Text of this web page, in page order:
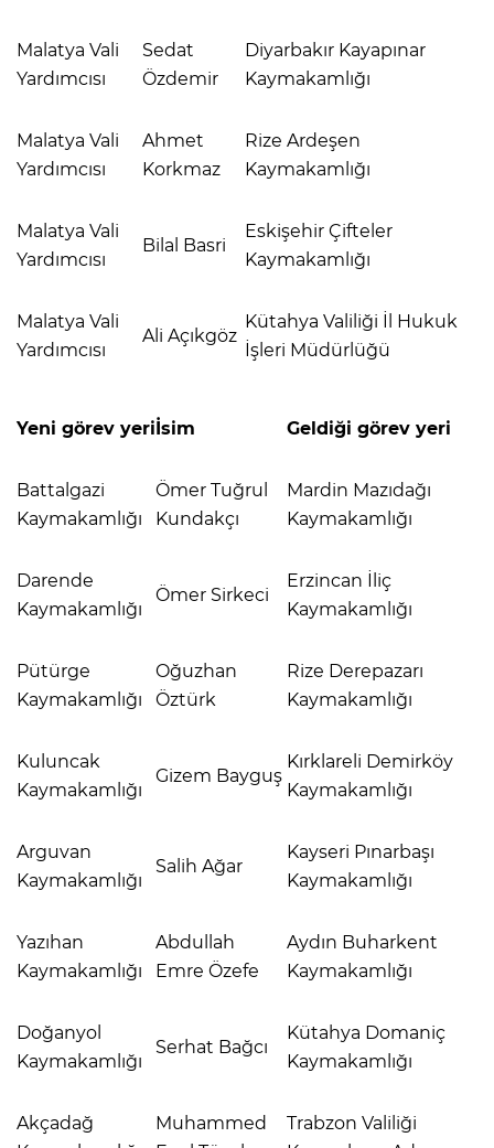
Malatya Vali
Yardımcısı
Sedat
Özdemir
Diyarbakır Kayapınar
Kaymakamlığı
Malatya Vali
Yardımcısı
Ahmet
Korkmaz
Rize Ardeşen
Kaymakamlığı
Malatya Vali
Yardımcısı
Bilal Basri
Eskişehir Çifteler
Kaymakamlığı
Malatya Vali
Yardımcısı
Ali Açıkgöz
Kütahya Valiliği İl Hukuk
İşleri Müdürlüğü
Yeni görev yeriİsim Geldiği görev yeri
Battalgazi
Kaymakamlığı
Ömer Tuğrul
Kundakçı
Mardin Mazıdağı
Kaymakamlığı
Darende
Kaymakamlığı
Ömer Sirkeci
Erzincan İliç
Kaymakamlığı
Pütürge
Kaymakamlığı
Oğuzhan
Öztürk
Rize Derepazarı
Kaymakamlığı
Kuluncak
Kaymakamlığı
Gizem Bayguş
Kırklareli Demirköy
Kaymakamlığı
Arguvan
Kaymakamlığı
Salih Ağar
Kayseri Pınarbaşı
Kaymakamlığı
Yazıhan
Kaymakamlığı
Abdullah
Emre Özefe
Aydın Buharkent
Kaymakamlığı
Doğanyol
Kaymakamlığı
Serhat Bağcı
Kütahya Domaniç
Kaymakamlığı
Akçadağ
Muhammed
Trabzon Valiliği